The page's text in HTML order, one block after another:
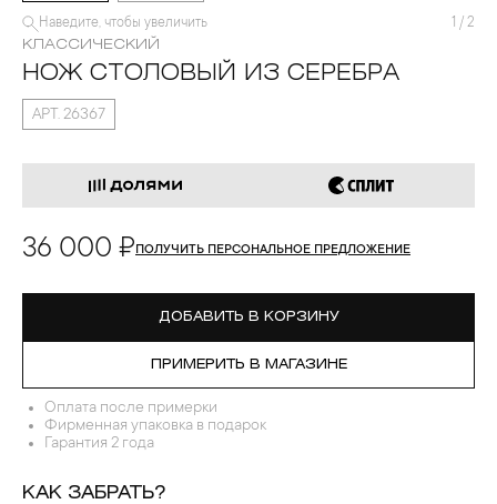
Наведите, чтобы увеличить 1 / 2
КЛАССИЧЕСКИЙ
НОЖ СТОЛОВЫЙ ИЗ СЕРЕБРА
АРТ. 26367
36 000 ₽ ПОЛУЧИТЬ ПЕРСОНАЛЬНОЕ ПРЕДЛОЖЕНИЕ
ДОБАВИТЬ В КОРЗИНУ
ПРИМЕРИТЬ В МАГАЗИНЕ
Оплата после примерки
Фирменная упаковка в подарок
Гарантия 2 года
КАК ЗАБРАТЬ?